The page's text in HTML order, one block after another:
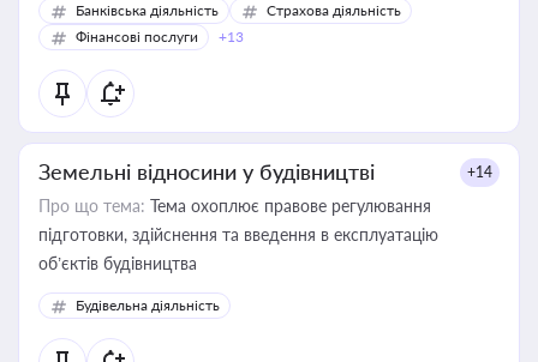
Банківська діяльність
Страхова діяльність
Фінансові послуги
+13
Земельні відносини у будівництві +14
Про що тема: Тема охоплює правове регулювання
підготовки, здійснення та введення в експлуатацію
об’єктів будівництва
Будівельна діяльність